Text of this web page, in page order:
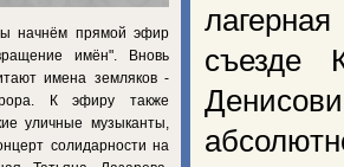
съезде
начнём прямой эфир
имён". Вновь
имена земляков -
К эфиру также
уличные музыканты,
солидарности на